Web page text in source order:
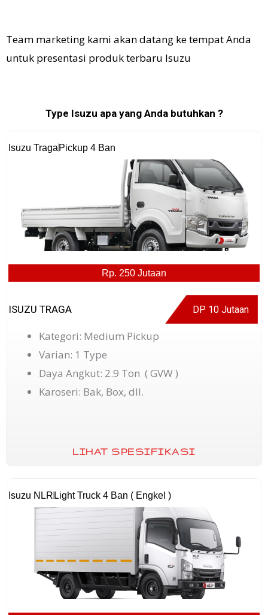
Team marketing kami akan datang ke tempat Anda
untuk presentasi produk terbaru Isuzu
Type Isuzu apa yang Anda butuhkan ?
Isuzu Traga Pickup 4 Ban
Rp. 250 Jutaan
ISUZU TRAGA DP 10 Jutaan
Kategori: Medium Pickup
Varian: 1 Type
Daya Angkut: 2.9 Ton ( GVW )
Karoseri: Bak, Box, dll.
LIHAT SPESIFIKASI
Isuzu NLR Light Truck 4 Ban ( Engkel )